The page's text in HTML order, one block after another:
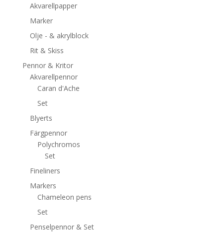
Akvarellpapper
Marker
Olje - & akrylblock
Rit & Skiss
Pennor & Kritor
Akvarellpennor
Caran d'Ache
Set
Blyerts
Färgpennor
Polychromos
Set
Fineliners
Markers
Chameleon pens
Set
Penselpennor & Set